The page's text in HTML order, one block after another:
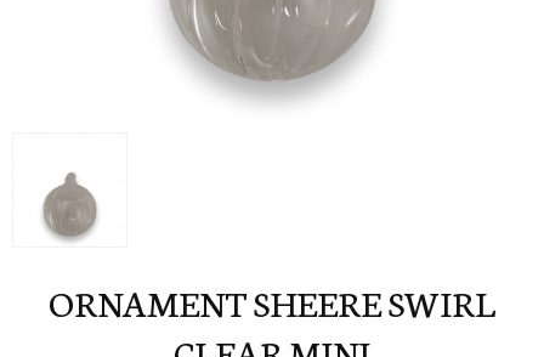
ORNAMENT SHEERE SWIRL